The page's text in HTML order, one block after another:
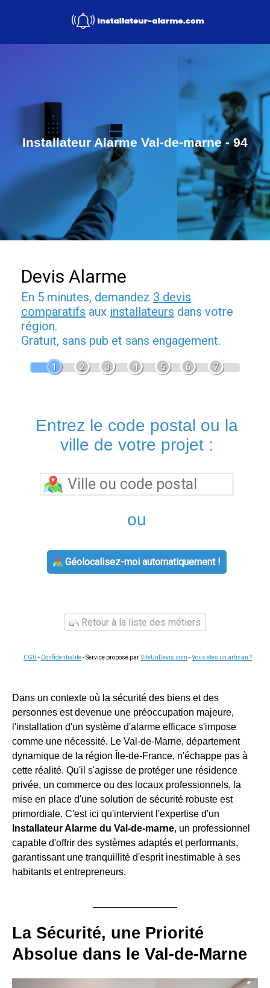
Installateur Alarme Val-de-marne - 94
Devis Alarme
En 5 minutes, demandez 3 devis
comparatifs aux installateurs dans votre
région.
Gratuit, sans pub et sans engagement.
1 2 3 4 5 6 7
Entrez le code postal ou la
ville de votre projet :
ou
Géolocalisez-moi automatiquement !
Retour à la liste des métiers
CGU - Confidentialité- Service proposé parViteUnDevis.com -Vous êtes un artisan ?
Dans un contexte où la sécurité des biens et des
personnes est devenue une préoccupation majeure,
l'installation d'un système d'alarme efficace s'impose
comme une nécessité. Le Val-de-Marne, département
dynamique de la région Île-de-France, n'échappe pas à
cette réalité. Qu'il s'agisse de protéger une résidence
privée, un commerce ou des locaux professionnels, la
mise en place d'une solution de sécurité robuste est
primordiale. C'est ici qu'intervient l'expertise d'un
Installateur Alarme du Val-de-marne, un professionnel
capable d'offrir des systèmes adaptés et performants,
garantissant une tranquillité d'esprit inestimable à ses
habitants et entrepreneurs.
La Sécurité, une Priorité
Absolue dans le Val-de-Marne